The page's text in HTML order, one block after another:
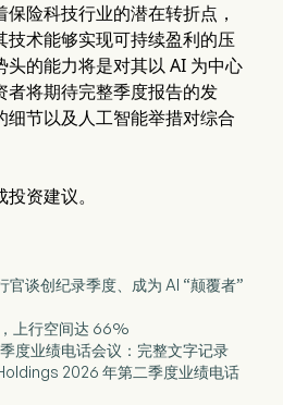
险科技行业的潜在转折点，
技术能够实现可持续盈利的压
头的能力将是对其以 AI 为中心
者将期待完整季度报告的发
细节以及人工智能举措对综合
资建议。
官谈创纪录季度、成为 AI “颠覆者”
上行空间达 66%
度业绩电话会议：完整文字记录
2026 年第二季度业绩电话